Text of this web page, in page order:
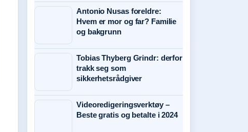
Antonio Nusas foreldre:
Hvem er mor og far? Familie
og bakgrunn
Tobias Thyberg Grindr: derfor
trakk seg som
sikkerhetsrådgiver
Videoredigeringsverktøy –
Beste gratis og betalte i 2024